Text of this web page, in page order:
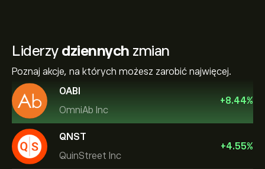
Liderzy dziennych zmian
Poznaj akcje, na których możesz zarobić najwięcej.
OABI
OmniAb Inc
+8.44%
QNST
QuinStreet Inc
+4.55%